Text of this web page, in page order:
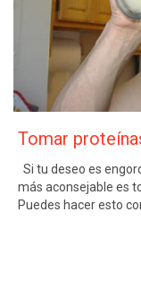
Tomar
Si tu deseo es
más aconsejable es
Puedes hacer esto